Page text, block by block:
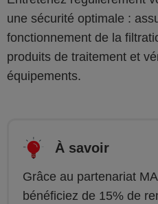
une sécurité optimale :
fonctionnement de la
produits de traitement et
équipements.
À savoir
Grâce au partenariat
bénéficiez de 15% de